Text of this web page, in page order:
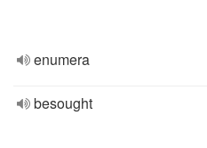
enumera
besought